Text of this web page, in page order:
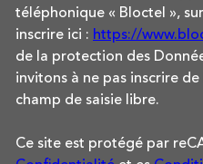
téléphonique « Bloctel »,
inscrire ici : https://
de la protection des
invitons à ne pas inscrire
champ de saisie libre.
Ce site est protégé par